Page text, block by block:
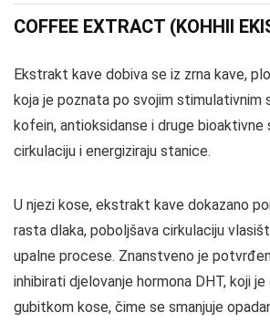
COFFEE EXTRACT (KOHHII
Ekstrakt kave dobiva se iz zrna kave,
koja je poznata po svojim stimulativnim
kofein, antioksidanse i druge
cirkulaciju i energiziraju stanice.
U njezi kose, ekstrakt kave dokazano
rasta dlaka, poboljšava cirkulaciju
upalne procese. Znanstveno je
inhibirati djelovanje hormona DHT, koji
gubitkom kose, čime se smanjuje